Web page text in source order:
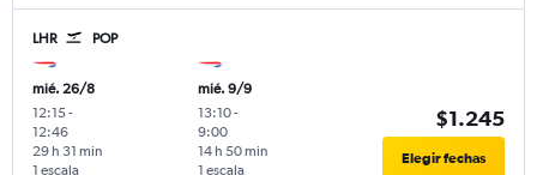
LHR POP
mié. 26/8
12:15-
12:46
1 escala
29 h 31 min
mié. 9/9
13:10-
9:00
1 escala
14 h 50 min
$1.245
Elegir fechas